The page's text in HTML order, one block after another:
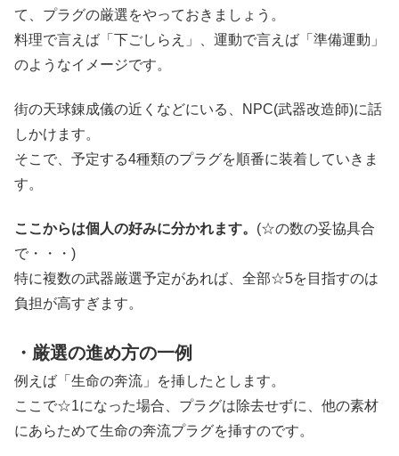
て、プラグの厳選をやっておきましょう。
料理で言えば「下ごしらえ」、運動で言えば「準備運動」
のようなイメージです。
街の天球錬成儀の近くなどにいる、NPC(武器改造師)に話
しかけます。
そこで、予定する4種類のプラグを順番に装着していきま
す。
ここからは個人の好みに分かれます。 (☆の数の妥協具合
で・・・)
特に複数の武器厳選予定があれば、全部☆5を目指すのは
負担が高すぎます。
・厳選の進め方の一例
例えば「生命の奔流」を挿したとします。
ここで☆1になった場合、プラグは除去せずに、他の素材
にあらためて生命の奔流プラグを挿すのです。